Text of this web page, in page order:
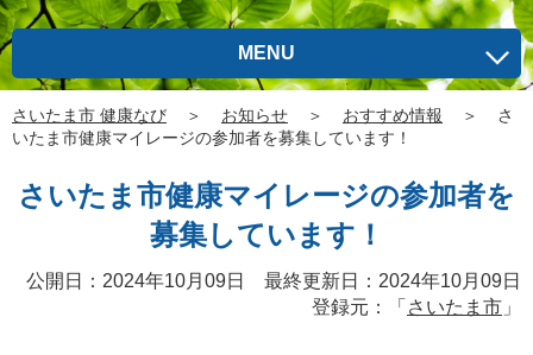
MENU
さいたま市 健康なび ＞ お知らせ ＞ おすすめ情報 ＞
さ
いたま市健康マイレージの参加者を募集しています！
さいたま市健康マイレージの参加者を
募集しています！
公開日：2024年10月09日 最終更新日：2024年10月09日
登録元：「 さいたま市 」